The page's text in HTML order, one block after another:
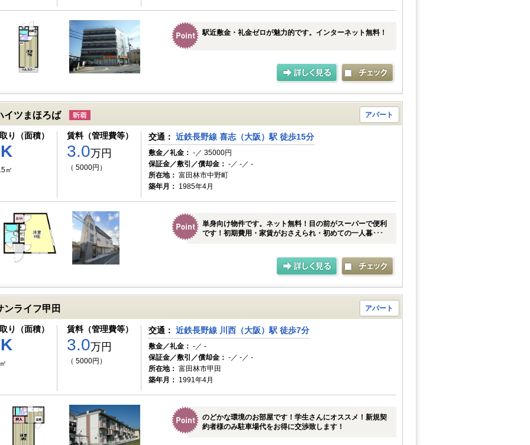
駅近敷金・礼金ゼロが魅力的です。インターネット無料！
イツまほろば アパート
り（面積）
㎡
賃料（管理費等）
3.0万円
（ 5000円）
交通： 近鉄長野線 喜志（大阪）駅 徒歩15分
敷金／礼金： -／ 35000円
保証金／敷引／償却金： -／ -／ -
所在地： 富田林市中野町
築年月： 1985年4月
単身向け物件です。ネット無料！目の前がスーパーで便利
です！初期費用・家賃がおさえられ・初めての一人暮･･･
ンライフ甲田 アパート
り（面積） 賃料（管理費等）
3.0万円
（ 5000円）
交通： 近鉄長野線 川西（大阪）駅 徒歩7分
敷金／礼金： -／ -
保証金／敷引／償却金： -／ -／ -
所在地： 富田林市甲田
築年月： 1991年4月
のどかな環境のお部屋です！学生さんにオススメ！新規契
約者様のみ駐車場代をお得に交渉致します！